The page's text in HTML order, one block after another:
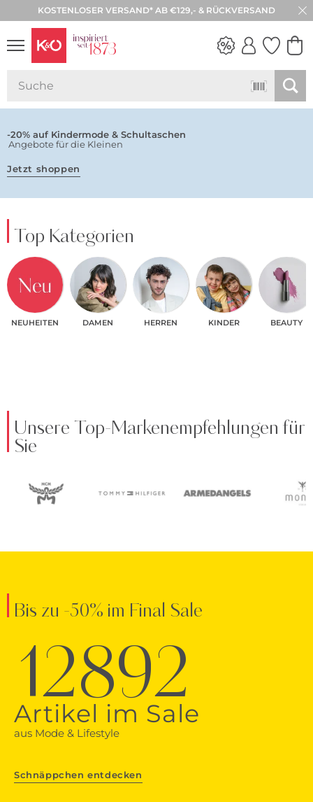
KOSTENLOSER VERSAND* AB €129,- & RÜCKVERSAND
-20% auf Kindermode & Schultaschen
Angebote für die Kleinen
Jetzt shoppen
Top Kategorien
NEUHEITEN DAMEN HERREN KINDER BEAUTY
Unsere Top-Markenempfehlungen für
Sie
Bis zu -50% im Final Sale
12892
Artikel im Sale
aus Mode & Lifestyle
Schnäppchen entdecken